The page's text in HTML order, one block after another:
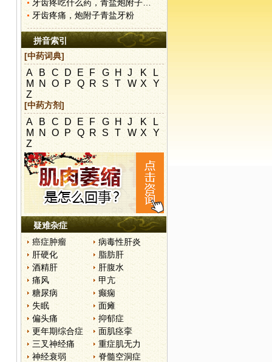
牙齿疼吃什么药，青盐炮附子刷牙粉的用法
牙齿疼痛，炮附子青盐牙粉
拼音索引
[中药词典]
A B C D E F G H J K
L
M N O P Q R S T W X
Y
Z
[中药方剂]
A B C D E F G H J K
L
M N O P Q R S T W X
Y
Z
疑难杂症
癌症肿瘤
病毒性肝炎
肝硬化
脂肪肝
酒精肝
肝腹水
痛风
甲亢
糖尿病
癫痫
失眠
面瘫
偏头痛
抑郁症
更年期综合症
面肌痉挛
三叉神经痛
重症肌无力
神经衰弱
脊髓空洞症